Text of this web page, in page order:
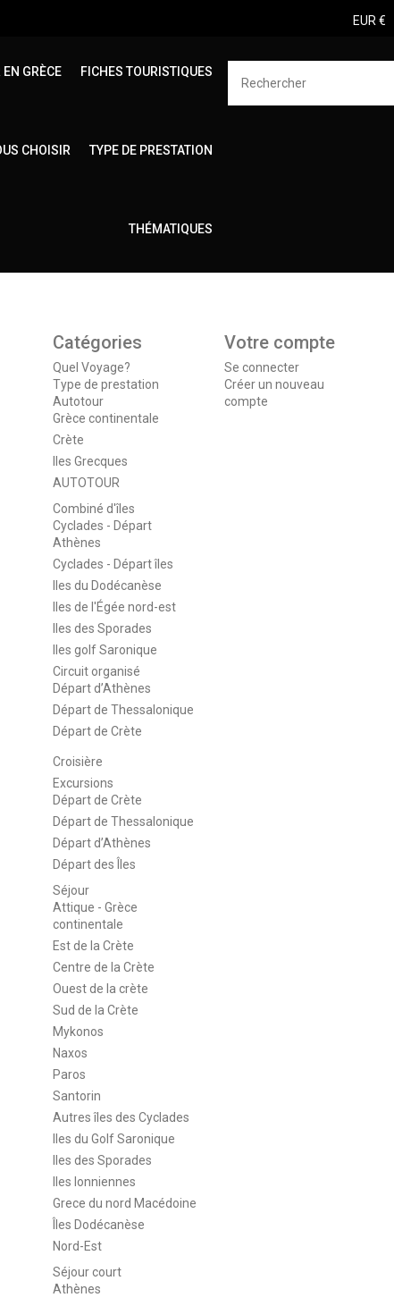
EUR €
GRÈCE FICHES TOURISTIQUES
CHOISIR TYPE DE PRESTATION
THÉMATIQUES
Catégories
Quel Voyage?
Type de prestation
Autotour
Grèce continentale
Crète
Iles Grecques
AUTOTOUR
Combiné d'îles
Cyclades - Départ
Athènes
Cyclades - Départ îles
Iles du Dodécanèse
Iles de l'Égée nord-est
Iles des Sporades
Iles golf Saronique
Circuit organisé
Départ d’Athènes
Départ de Thessalonique
Départ de Crète
Croisière
Excursions
Départ de Crète
Départ de Thessalonique
Départ d’Athènes
Départ des Îles
Séjour
Attique - Grèce
continentale
Est de la Crète
Centre de la Crète
Ouest de la crète
Sud de la Crète
Mykonos
Naxos
Paros
Santorin
Autres îles des Cyclades
Iles du Golf Saronique
Iles des Sporades
Iles Ionniennes
Grece du nord Macédoine
Îles Dodécanèse
Nord-Est
Séjour court
Athènes
Votre compte
Se connecter
Créer un nouveau
compte